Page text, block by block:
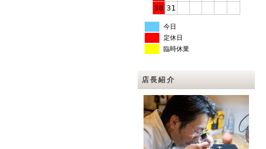
30 31
今日
定休日
臨時休業
店長紹介